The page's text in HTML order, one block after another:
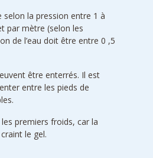
selon la pression entre 1 à
par mètre (selon les
de l’eau doit être entre 0 ,5
être enterrés. Il est
entre les pieds de
premiers froids, car la
le gel.